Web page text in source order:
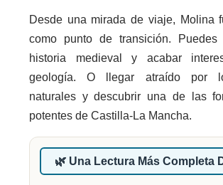
Desde una mirada de viaje, Molina
como punto de transición.
historia medieval y acabar
geología. O llegar atraído por
naturales y descubrir una de las
potentes de Castilla-La Mancha.
🌿 Una Lectura Más Completa